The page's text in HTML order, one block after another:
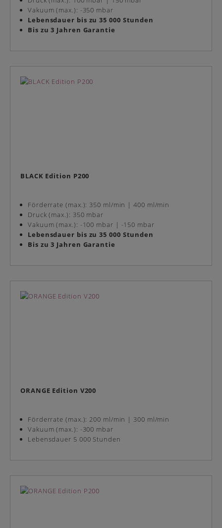
Vakuum (max.): -350 mbar
Lebensdauer bis zu 35 000 Stunden
Bis zu 3 Jahren Garantie
BLACK Edition P200
Förderrate (max.): 350 ml/min | 400 ml/min
Druck (max.): 350 mbar
Vakuum (max.): -100 mbar | -150 mbar
Lebensdauer bis zu 35 000 Stunden
Bis zu 3 Jahren Garantie
ORANGE Edition V200
Förderrate (max.): 200 ml/min | 300 ml/min
Vakuum (max.): -300 mbar
Lebensdauer 5 000 Stunden